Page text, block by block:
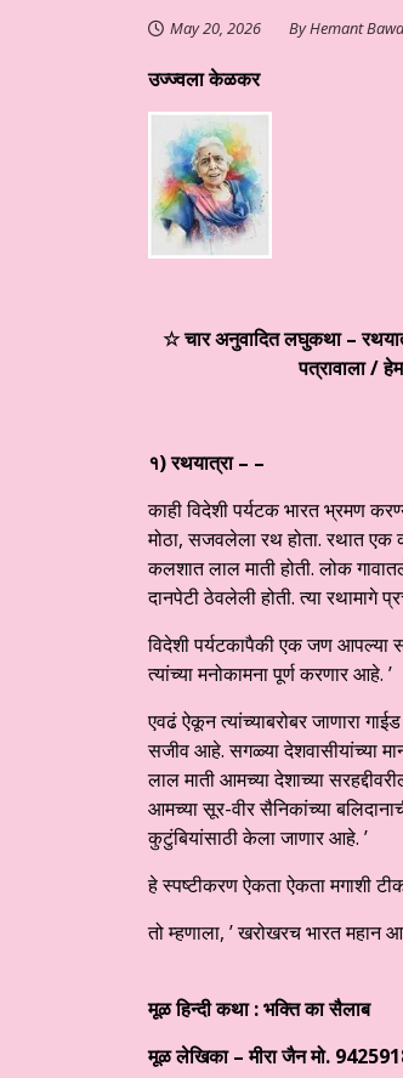
May 20, 2026 ByHemant
उज्ज्वला केळकर
☆ चार अनुवादित लघुकथा –
पत्रावाला /
१) रथयात्रा – –
काही विदेशी पर्यटक भारत भ्रमण
मोठा, सजवलेला रथ होता. रथात एक
कलशात लाल माती होती. लोक
दानपेटी ठेवलेली होती. त्या
विदेशी पर्यटकापैकी एक जण आपल्या
त्यांच्या मनोकामना पूर्ण करणार आहे. ’
एवढं ऐकून त्यांच्याबरोबर जाणारा
सजीव आहे. सगळ्या देशवासीयांच्या
लाल माती आमच्या देशाच्या
आमच्या सूर-वीर सैनिकांच्या
कुटुंबियांसाठी केला जाणार आहे. ’
हे स्पष्टीकरण ऐकता ऐकता मगाशी
तो म्हणाला, ’ खरोखरच भारत महान
मूळ हिन्दी कथा : भक्ति का सैलाब
मूळ लेखिका – मीरा जैन मो.
हिन्दी साहित्य – साप्ताहिक